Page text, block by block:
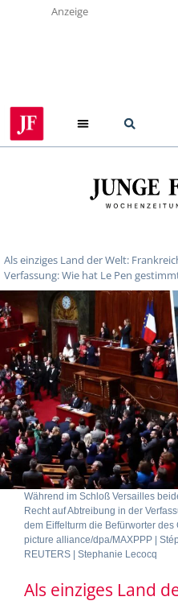
Anzeige
Als einziges Land der Welt:
Verfassung: Wie hat Le Pen
Während im Schloß Versailles
Recht auf Abtreibung in der
dem Eiffelturm die Befürworter
picture alliance/dpa/MAXPPP |
REUTERS | Stephanie Lecocq
Als einziges Land